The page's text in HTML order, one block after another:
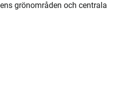
grönområden och centrala